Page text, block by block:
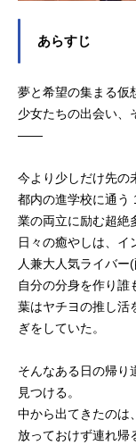
あらすじ
夢と希望の集まる仮
少女たちの出会い、
――
今より少しだけ先の
都内の進学校に通う
業の両立に励む超絶
日々の癒やしは、イ
人兼大人気ライバー
自分の分身を作り誰
葉はヤチヨの推し活
ぎをしていた。
そんなある日の帰り
見つける。
中から出てきたのは
放っておけず連れ帰